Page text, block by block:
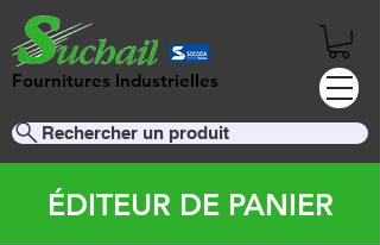
Fournitures Industrielles
Rechercher un produit
ÉDITEUR DE PANIER